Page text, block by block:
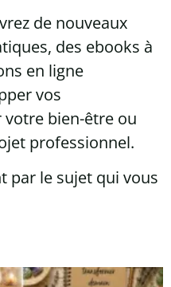
de nouveaux
des ebooks à
en ligne
vos
bien-être ou
professionnel.
par le sujet qui vous